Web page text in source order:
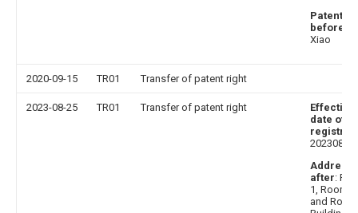
Patentee
before
Xiao
2020-09-15 TR01 Transfer of patent right
2023-08-25 TR01 Transfer of patent right
Effective
date of
20230810
Address
after:
1, Room 6
and